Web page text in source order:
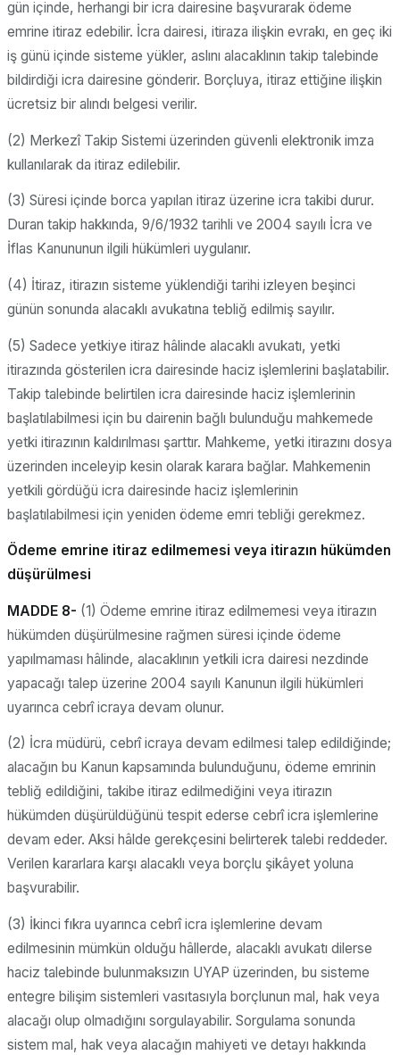
gün içinde, herhangi bir icra dairesine başvurarak ödeme
emrine itiraz edebilir. İcra dairesi, itiraza ilişkin evrakı, en geç iki
iş günü içinde sisteme yükler, aslını alacaklının takip talebinde
bildirdiği icra dairesine gönderir. Borçluya, itiraz ettiğine ilişkin
ücretsiz bir alındı belgesi verilir.
(2) Merkezî Takip Sistemi üzerinden güvenli elektronik imza
kullanılarak da itiraz edilebilir.
(3) Süresi içinde borca yapılan itiraz üzerine icra takibi durur.
Duran takip hakkında, 9/6/1932 tarihli ve 2004 sayılı İcra ve
İflas Kanununun ilgili hükümleri uygulanır.
(4) İtiraz, itirazın sisteme yüklendiği tarihi izleyen beşinci
günün sonunda alacaklı avukatına tebliğ edilmiş sayılır.
(5) Sadece yetkiye itiraz hâlinde alacaklı avukatı, yetki
itirazında gösterilen icra dairesinde haciz işlemlerini başlatabilir.
Takip talebinde belirtilen icra dairesinde haciz işlemlerinin
başlatılabilmesi için bu dairenin bağlı bulunduğu mahkemede
yetki itirazının kaldırılması şarttır. Mahkeme, yetki itirazını dosya
üzerinden inceleyip kesin olarak karara bağlar. Mahkemenin
yetkili gördüğü icra dairesinde haciz işlemlerinin
başlatılabilmesi için yeniden ödeme emri tebliği gerekmez.
Ödeme emrine itiraz edilmemesi veya itirazın hükümden
düşürülmesi
MADDE 8- (1) Ödeme emrine itiraz edilmemesi veya itirazın
hükümden düşürülmesine rağmen süresi içinde ödeme
yapılmaması hâlinde, alacaklının yetkili icra dairesi nezdinde
yapacağı talep üzerine 2004 sayılı Kanunun ilgili hükümleri
uyarınca cebrî icraya devam olunur.
(2) İcra müdürü, cebrî icraya devam edilmesi talep edildiğinde;
alacağın bu Kanun kapsamında bulunduğunu, ödeme emrinin
tebliğ edildiğini, takibe itiraz edilmediğini veya itirazın
hükümden düşürüldüğünü tespit ederse cebrî icra işlemlerine
devam eder. Aksi hâlde gerekçesini belirterek talebi reddeder.
Verilen kararlara karşı alacaklı veya borçlu şikâyet yoluna
başvurabilir.
(3) İkinci fıkra uyarınca cebrî icra işlemlerine devam
edilmesinin mümkün olduğu hâllerde, alacaklı avukatı dilerse
haciz talebinde bulunmaksızın UYAP üzerinden, bu sisteme
entegre bilişim sistemleri vasıtasıyla borçlunun mal, hak veya
alacağı olup olmadığını sorgulayabilir. Sorgulama sonunda
sistem mal, hak veya alacağın mahiyeti ve detayı hakkında